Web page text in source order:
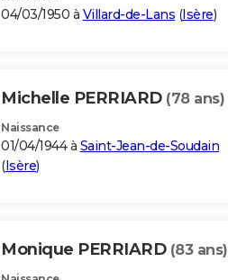
04/03/1950 à Villard-de-Lans (Isère)
Michelle PERRIARD (78 ans)
Naissance
01/04/1944 à Saint-Jean-de-Soudain
(Isère)
Monique PERRIARD (83 ans)